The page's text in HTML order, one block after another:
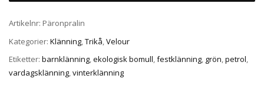
Artikelnr: Päronpralin
Kategorier: Klänning Trikå Velour
Etiketter: barnklänning,ekologisk bomull,festklänning, grön,petrol,
vardagsklänning,vinterklänning